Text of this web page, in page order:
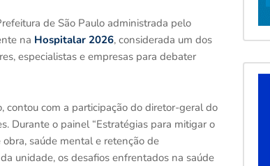
de São Paulo administrada pelo
na Hospitalar 2026, considerada um dos
especialistas e empresas para debater
contou com a participação do diretor-geral do
Durante o painel “Estratégias para mitigar o
saúde mental e retenção de
unidade, os desafios enfrentados na saúde